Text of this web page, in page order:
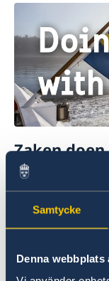
Samtycke
Denna webbplats
Zaken
Hier vindt u
doen in
Meer lezen